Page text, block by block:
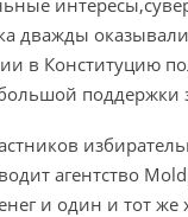
в Конституцию
агентство
и один и тот же